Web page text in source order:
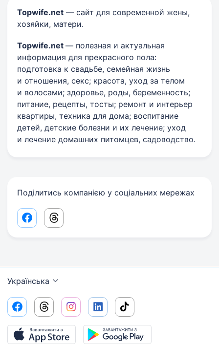
Topwife.net — сайт для современной жены,
хозяйки, матери.
Topwife.net — полезная и актуальная
информация для прекрасного пола:
подготовка к свадьбе, семейная жизнь
и отношения, секс; красота, уход за телом
и волосами; здоровье, роды, беременность;
питание, рецепты, тосты; ремонт и интерьер
квартиры, техника для дома; воспитание
детей, детские болезни и их лечение; уход
и лечение домашних питомцев, садоводство.
Поділитись компанією у соціальних мережах
Facebook share link
Threads share link
Українська